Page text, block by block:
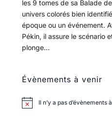
les 9 tomes de sa Balade
univers colorés bien
époque ou un événement.
Pékin, il assure le scénario
plonge...
Évènements à venir
Il n’y a pas d’évènements